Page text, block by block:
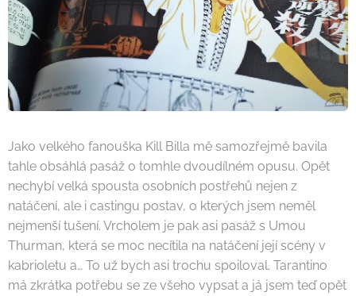
Jako velkého fanouška Kill Billa mě samozřejmě bavila
tahle obsáhlá pasáž o tomhle dvoudílném opusu. Opět
nechybí velká spousta osobních postřehů nejen z
natáčení, ale i castingu postav, o kterých jsem neměl
nejmenší tušení. Vrcholem je pak asi pasáž s Umou
Thurman, která se moc necítila na natáčení její scény v
kabrioletu a… To už bych asi trochu spoiloval. Tarantino
má zkrátka potřebu se ze všeho vypsat a já jsem teď opět